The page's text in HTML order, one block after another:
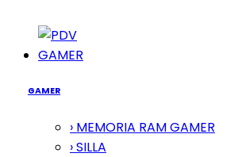
GAMER
GAMER
› MEMORIA RAM GAMER
› SILLA